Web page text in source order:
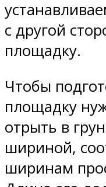
с другой
площадку.
Чтобы
площадку
отрыть в
шириной,
ширинам